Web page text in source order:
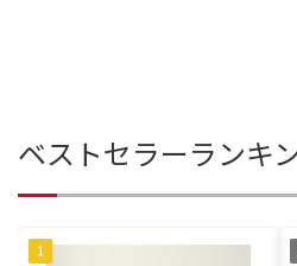
ベストセラーランキ